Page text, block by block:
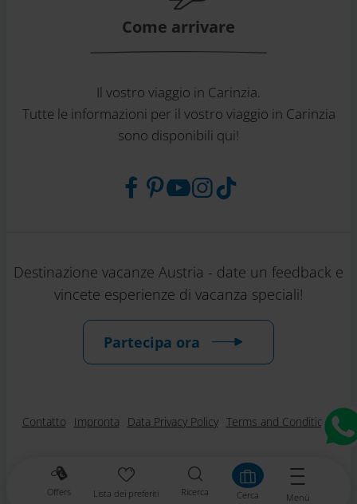
Offers Lista dei preferiti Ricerca
Cerca
Menü
Come arrivare
Il vostro viaggio in Carinzia.
Tutte le informazioni per il vostro viaggio in Carinzia
sono disponibili qui!
Destinazione vacanze Austria - date un feedback e
vincete esperienze di vacanza speciali!
Partecipa ora
Contatto Impronta Data Privacy Policy Terms and Conditions